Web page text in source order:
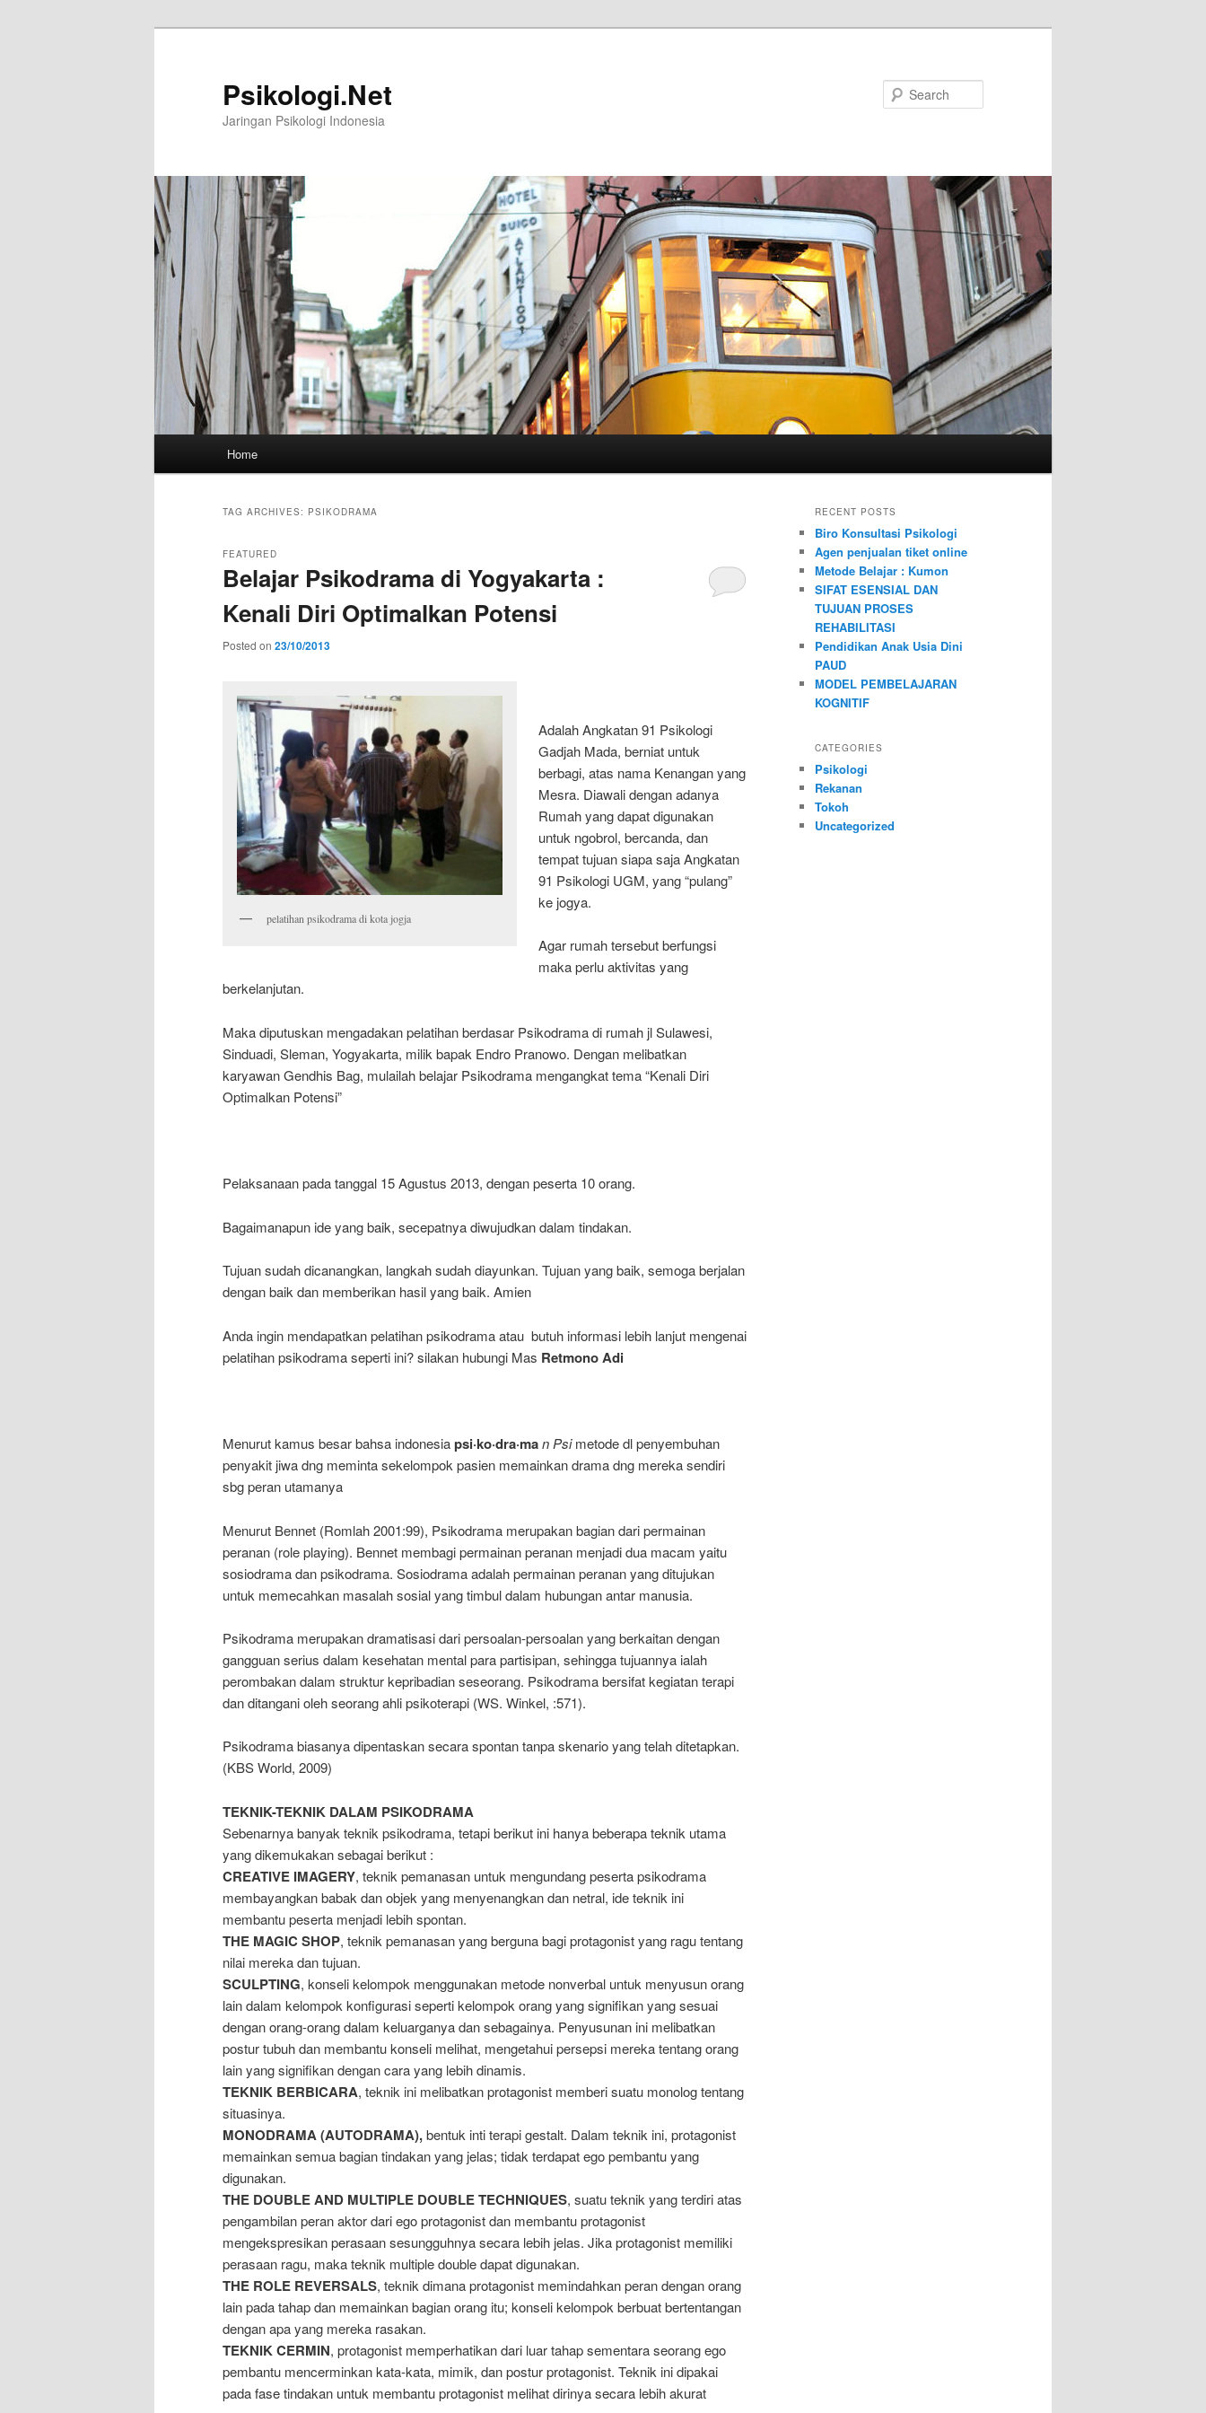
Psikologi.Net
Jaringan Psikologi Indonesia
Home
TAG ARCHIVES: PSIKODRAMA
Belajar Psikodrama di Yogyakarta :
Kenali Diri Optimalkan Potensi
FEATURED
Posted on 23/10/2013
pelatihan psikodrama di kota jogja
Adalah Angkatan 91 Psikologi
Gadjah Mada, berniat untuk
berbagi, atas nama Kenangan yang
Mesra. Diawali dengan adanya
Rumah yang dapat digunakan
untuk ngobrol, bercanda, dan
tempat tujuan siapa saja Angkatan
91 Psikologi UGM, yang “pulang”
ke jogya.
Agar rumah tersebut berfungsi
maka perlu aktivitas yang
berkelanjutan.
Maka diputuskan mengadakan pelatihan berdasar Psikodrama di rumah jl Sulawesi,
Sinduadi, Sleman, Yogyakarta, milik bapak Endro Pranowo. Dengan melibatkan
karyawan Gendhis Bag, mulailah belajar Psikodrama mengangkat tema “Kenali Diri
Optimalkan Potensi”
Pelaksanaan pada tanggal 15 Agustus 2013, dengan peserta 10 orang.
Bagaimanapun ide yang baik, secepatnya diwujudkan dalam tindakan.
Tujuan sudah dicanangkan, langkah sudah diayunkan. Tujuan yang baik, semoga berjalan
dengan baik dan memberikan hasil yang baik. Amien
Anda ingin mendapatkan pelatihan psikodrama atau butuh informasi lebih lanjut mengenai
pelatihan psikodrama seperti ini? silakan hubungi Mas Retmono Adi
Menurut kamus besar bahsa indonesiapsi·ko·dra·man Psimetode dl penyembuhan
penyakit jiwa dng meminta sekelompok pasien memainkan drama dng mereka sendiri
sbg peran utamanya
Menurut Bennet (Romlah 2001:99), Psikodrama merupakan bagian dari permainan
peranan (role playing). Bennet membagi permainan peranan menjadi dua macam yaitu
sosiodrama dan psikodrama. Sosiodrama adalah permainan peranan yang ditujukan
untuk memecahkan masalah sosial yang timbul dalam hubungan antar manusia.
Psikodrama merupakan dramatisasi dari persoalan-persoalan yang berkaitan dengan
gangguan serius dalam kesehatan mental para partisipan, sehingga tujuannya ialah
perombakan dalam struktur kepribadian seseorang. Psikodrama bersifat kegiatan terapi
dan ditangani oleh seorang ahli psikoterapi (WS. Winkel, :571).
Psikodrama biasanya dipentaskan secara spontan tanpa skenario yang telah ditetapkan.
(KBS World, 2009)
TEKNIK-TEKNIK DALAM PSIKODRAMA
Sebenarnya banyak teknik psikodrama, tetapi berikut ini hanya beberapa teknik utama
yang dikemukakan sebagai berikut :
CREATIVE IMAGERY, teknik pemanasan untuk mengundang peserta psikodrama
membayangkan babak dan objek yang menyenangkan dan netral, ide teknik ini
membantu peserta menjadi lebih spontan.
THE MAGIC SHOP, teknik pemanasan yang berguna bagi protagonist yang ragu tentang
nilai mereka dan tujuan.
SCULPTING, konseli kelompok menggunakan metode nonverbal untuk menyusun orang
lain dalam kelompok konfigurasi seperti kelompok orang yang signifikan yang sesuai
dengan orang-orang dalam keluarganya dan sebagainya. Penyusunan ini melibatkan
postur tubuh dan membantu konseli melihat, mengetahui persepsi mereka tentang orang
lain yang signifikan dengan cara yang lebih dinamis.
TEKNIK BERBICARA, teknik ini melibatkan protagonist memberi suatu monolog tentang
situasinya.
MONODRAMA (AUTODRAMA),bentuk inti terapi gestalt. Dalam teknik ini, protagonist
memainkan semua bagian tindakan yang jelas; tidak terdapat ego pembantu yang
digunakan.
THE DOUBLE AND MULTIPLE DOUBLE TECHNIQUES, suatu teknik yang terdiri atas
pengambilan peran aktor dari ego protagonist dan membantu protagonist
mengekspresikan perasaan sesungguhnya secara lebih jelas. Jika protagonist memiliki
perasaan ragu, maka teknik multiple double dapat digunakan.
THE ROLE REVERSALS, teknik dimana protagonist memindahkan peran dengan orang
lain pada tahap dan memainkan bagian orang itu; konseli kelompok berbuat bertentangan
dengan apa yang mereka rasakan.
TEKNIK CERMIN, protagonist memperhatikan dari luar tahap sementara seorang ego
pembantu mencerminkan kata-kata, mimik, dan postur protagonist. Teknik ini dipakai
pada fase tindakan untuk membantu protagonist melihat dirinya secara lebih akurat
RECENT POSTS
Biro Konsultasi Psikologi
Agen penjualan tiket online
Metode Belajar : Kumon
SIFAT ESENSIAL DAN
TUJUAN PROSES
REHABILITASI
Pendidikan Anak Usia Dini
PAUD
MODEL PEMBELAJARAN
KOGNITIF
CATEGORIES
Psikologi
Rekanan
Tokoh
Uncategorized